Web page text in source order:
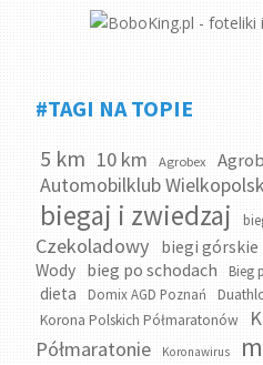
#TAGI NA TOPIE
5 km 10 km Agrobex
Automobilklub
biegaj i zwiedzaj
Czekoladowy
biegi górskie
Wody bieg po schodach Bieg
dieta Domix AGD Poznań
Korona Polskich Półmaratonów
Półmaratonie
Koronawirus